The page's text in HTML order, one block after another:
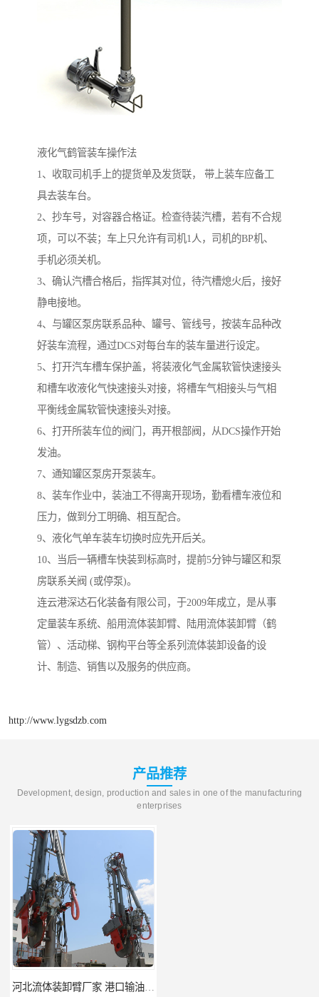
液化气鹤管装车操作法
1、收取司机手上的提货单及发货联， 带上装车应备工
具去装车台。
2、抄车号，对容器合格证。检查待装汽槽，若有不合规
项，可以不装；车上只允许有司机1人，司机的BP机、
手机必须关机。
3、确认汽槽合格后，指挥其对位，待汽槽熄火后，接好
静电接地。
4、与罐区泵房联系品种、罐号、管线号，按装车品种改
好装车流程，通过DCS对每台车的装车量进行设定。
5、打开汽车槽车保护盖，将装液化气金属软管快速接头
和槽车收液化气快速接头对接，将槽车气相接头与气相
平衡线金属软管快速接头对接。
6、打开所装车位的阀门，再开根部阀，从DCS操作开始
发油。
7、通知罐区泵房开泵装车。
8、装车作业中，装油工不得离开现场，勤看槽车液位和
压力，做到分工明确、相互配合。
9、液化气单车装车切换时应先开后关。
10、当后一辆槽车快装到标高时，提前5分钟与罐区和泵
房联系关阀 (或停泵)。
连云港深达石化装备有限公司，于2009年成立，是从事
定量装车系统、船用流体装卸臂、陆用流体装卸臂（鹤
管）、活动梯、钢构平台等全系列流体装卸设备的设
计、制造、销售以及服务的供应商。
http://www.lygsdzb.com
产品推荐
Development, design, production and sales in one of the manufacturing
enterprises
河北流体装卸臂厂家 港口输油臂 节能环保